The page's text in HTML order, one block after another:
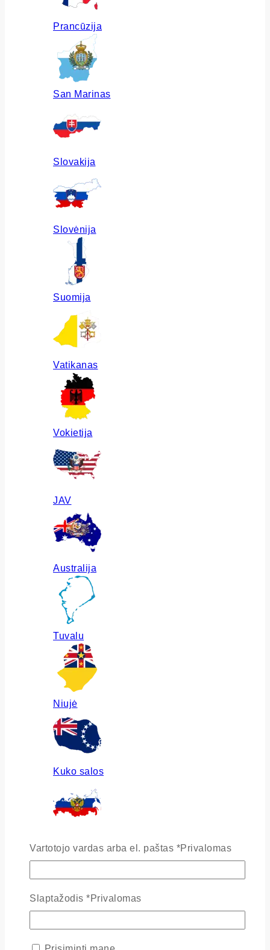
Prancūzija
San Marinas
Slovakija
Slovėnija
Suomija
Vatikanas
Vokietija
JAV
Australija
Tuvalu
Niujė
Kuko salos
Vartotojo vardas arba el. paštas *Privalomas
Slaptažodis *Privalomas